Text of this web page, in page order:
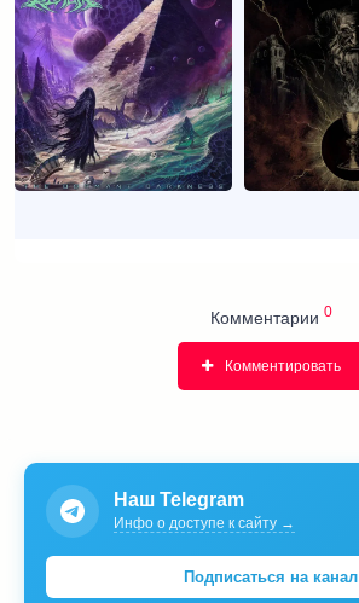
Комментарии 0
Комментировать
Наш Telegram
Инфо о доступе к сайту →
Подписаться на канал